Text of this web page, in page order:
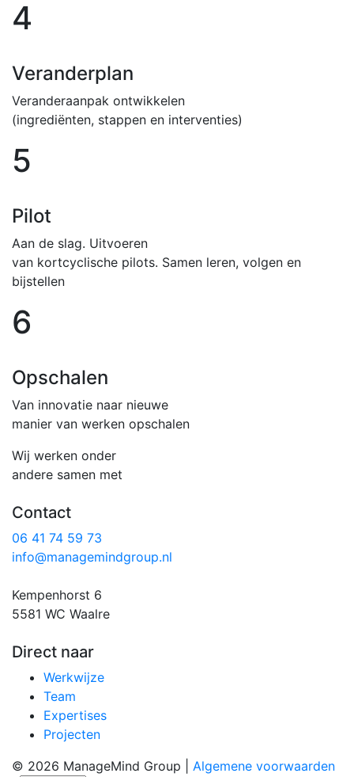
4
Veranderplan
Veranderaanpak ontwikkelen
(ingrediënten, stappen en interventies)
5
Pilot
Aan de slag. Uitvoeren
van kortcyclische pilots. Samen leren, volgen en
bijstellen
6
Opschalen
Van innovatie naar nieuwe
manier van werken opschalen
Wij werken onder
andere samen met
Contact
06 41 74 59 73
info@managemindgroup.nl
Kempenhorst 6
5581 WC Waalre
Direct naar
Werkwijze
Team
Expertises
Projecten
© 2026 ManageMind Group
Algemene voorwaarden